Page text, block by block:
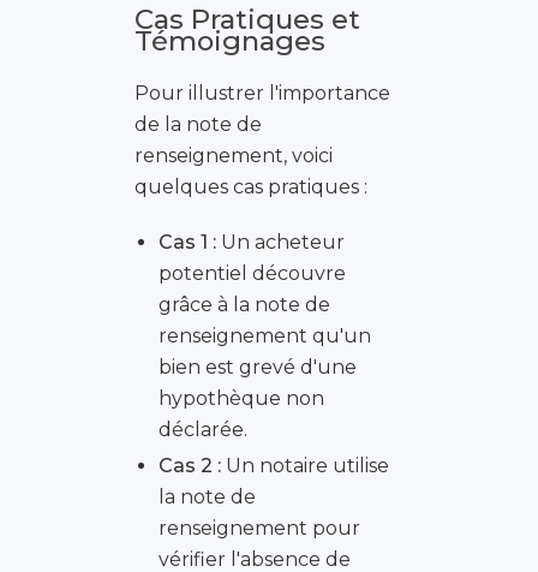
Cas Pratiques et
Témoignages
Pour illustrer l'importance
de la note de
renseignement, voici
quelques cas pratiques :
Cas 1 : Un acheteur
potentiel découvre
grâce à la note de
renseignement qu'un
bien est grevé d'une
hypothèque non
déclarée.
Cas 2 : Un notaire utilise
la note de
renseignement pour
vérifier l'absence de